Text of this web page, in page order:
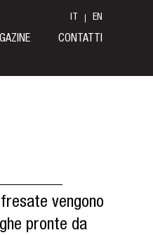
CONTATTI
IT EN
vengono
pronte da